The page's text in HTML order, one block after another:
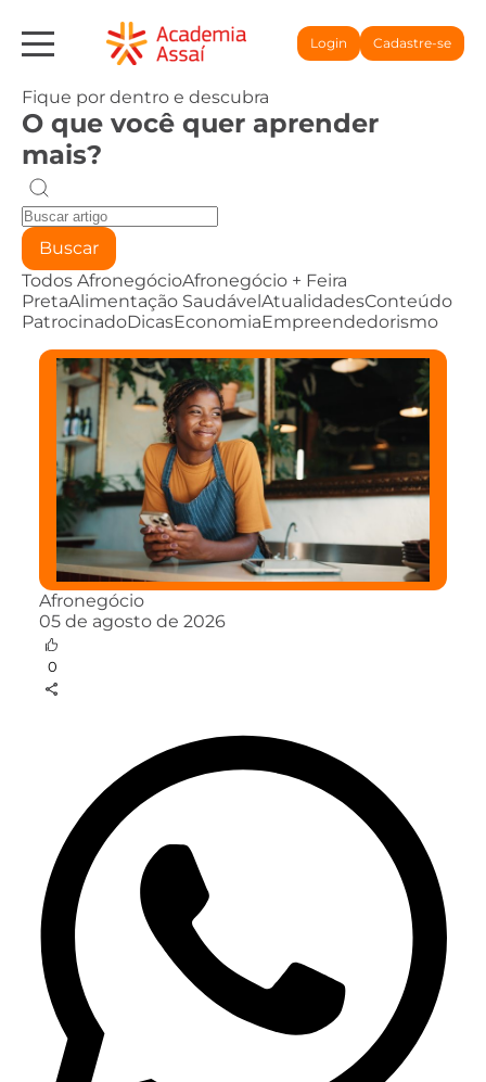
Login Cadastre-se
Fique por dentro e descubra
O que você quer aprender
mais?
Buscar
Todos AfronegócioAfronegócio + Feira
PretaAlimentação SaudávelAtualidadesConteúdo
PatrocinadoDicasEconomiaEmpreendedorismo
Afronegócio
05 de agosto de 2026
0